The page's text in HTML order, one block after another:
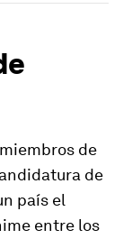
de
de
país el
entre los